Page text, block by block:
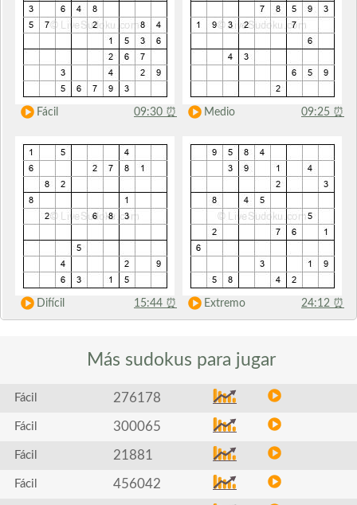
Fácil 09:30 ⏰ Medio 09:25 ⏰
Difícil 15:44 ⏰ Extremo 24:12 ⏰
Más sudokus para jugar
Fácil 276178
Fácil 300065
Fácil 21881
Fácil 456042